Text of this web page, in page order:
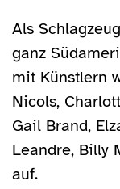
Als
ganz
mit Künstlern
Nicols,
Gail Brand,
Leandre, Billy
auf.